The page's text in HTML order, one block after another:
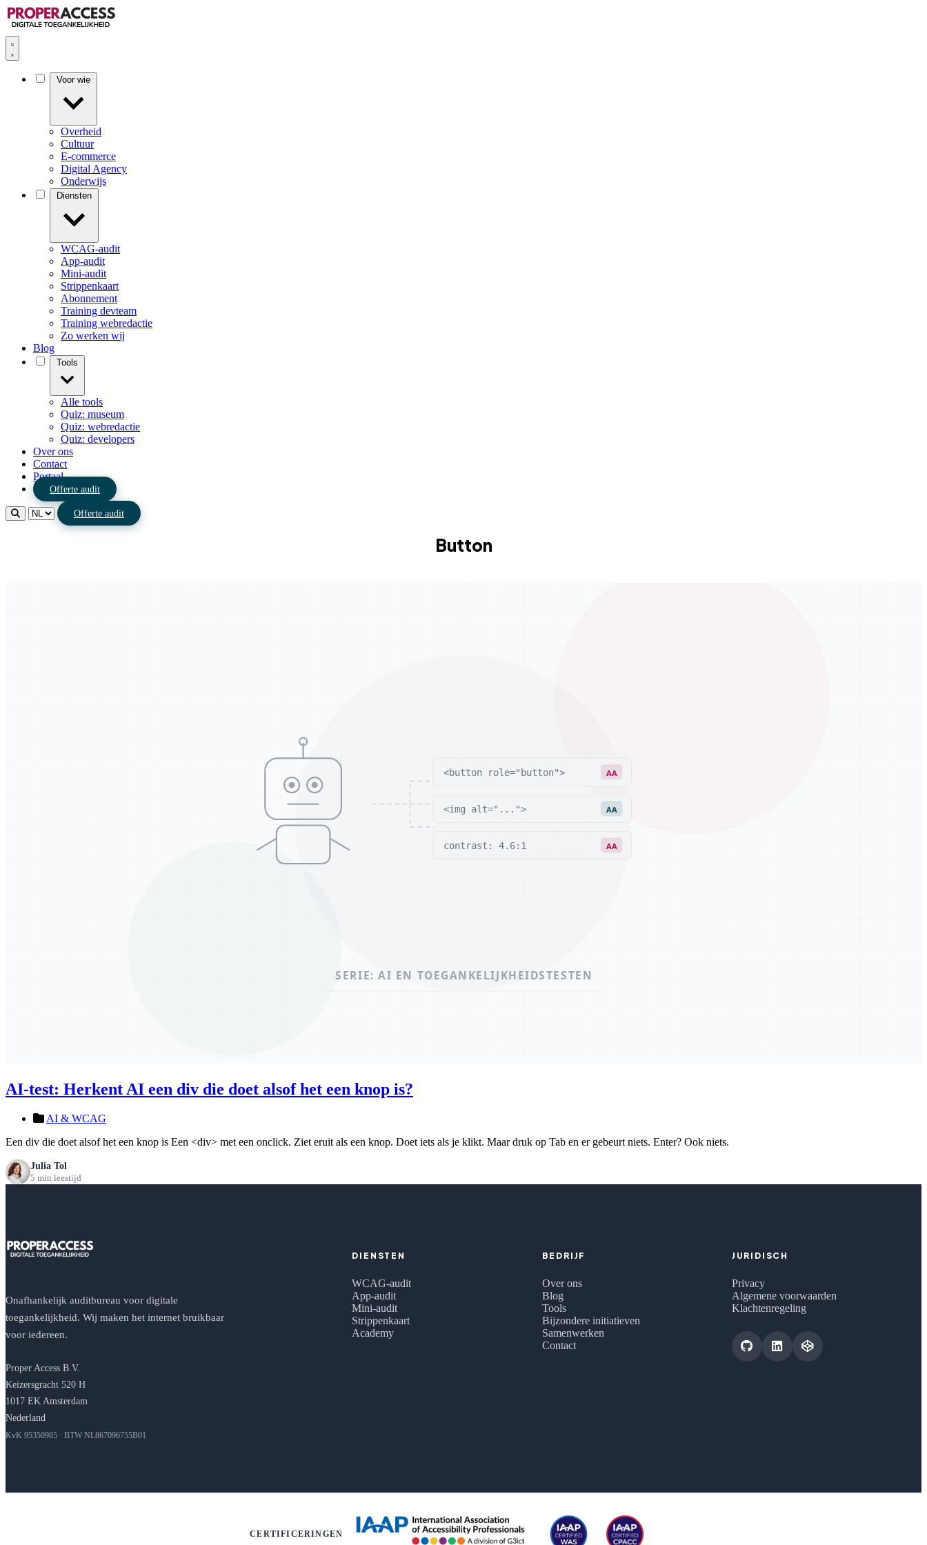
Overheid
Cultuur
E-commerce
Digital Agency
Onderwijs
WCAG-audit
App-audit
Mini-audit
Strippenkaart
Abonnement
Training devteam
Training webredactie
Zo werken wij
Blog
Alle tools
Quiz: museum
Quiz: webredactie
Quiz: developers
Over ons
Contact
Portaal
Offerte audit
Offerte audit
Button
AI-test: Herkent AI een div die doet alsof het een knop is?
AI & WCAG
Een div die doet alsof het een knop is Een <div> met een onclick. Ziet eruit als een knop. Doet iets als je klikt. Maar druk op Tab en er gebeurt niets. Enter? Ook niets.
Julia Tol
5 min leestijd
Onafhankelijk auditbureau voor digitale
toegankelijkheid. Wij maken het internet bruikbaar
voor iedereen.
Proper Access B.V.
Keizersgracht 520 H
1017 EK Amsterdam
Nederland
KvK 95350985 · BTW NL867096755B01
DIENSTEN
WCAG-audit
App-audit
Mini-audit
Strippenkaart
Academy
BEDRIJF
Over ons
Blog
Tools
Bijzondere initiatieven
Samenwerken
Contact
JURIDISCH
Privacy
Algemene voorwaarden
Klachtenregeling
CERTIFICERINGEN